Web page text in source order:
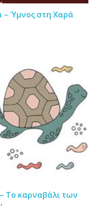
– Ύμνος στη Χαρά
Το καρναβάλι των